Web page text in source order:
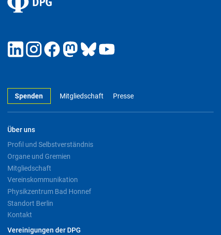
Spenden Mitgliedschaft Presse
Über uns
Profil und Selbstverständnis
Organe und Gremien
Mitgliedschaft
Vereinskommunikation
Physikzentrum Bad Honnef
Standort Berlin
Kontakt
Vereinigungen der DPG